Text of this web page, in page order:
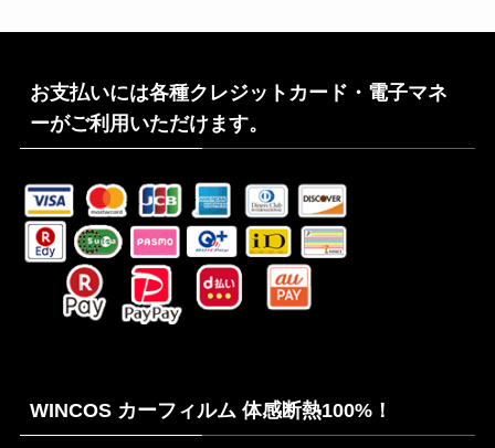
お支払いには各種クレジットカード・電子マネ
ーがご利用いただけます。
WINCOS カーフィルム 体感断熱100%！